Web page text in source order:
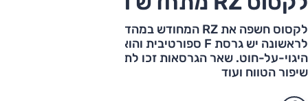
לקסוס חשפה את RZ המחודש במהדורה האירופאית.
לראשונה יש גרסת F ספורטיבית והוא יוצא עם מערך
היגוי-על-חוט. שאר הגרסאות זכו לתוספת כוח, סוללה חדשה,
שיפור הטווח ועוד